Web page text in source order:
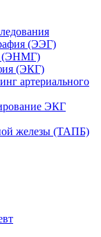
(ЭЭГ)
(ЭНМГ)
(ЭКГ)
артериального
ЭКГ
железы (ТАПБ)